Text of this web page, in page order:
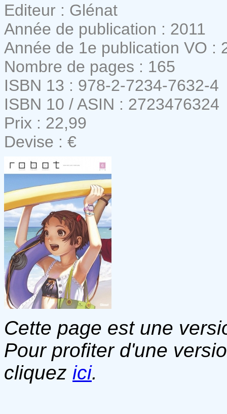
Editeur : Glénat
Année de publication : 2011
Année de 1e publication VO :
Nombre de pages : 165
ISBN 13 : 978-2-7234-7632-4
ISBN 10 / ASIN : 2723476324
Prix : 22,99
Devise : €
Cette page est une
Pour profiter d'une
cliquez ici.